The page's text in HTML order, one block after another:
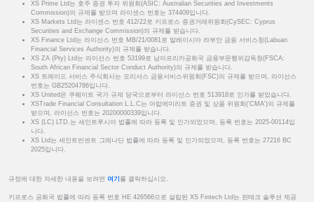
XS Prime Ltd는 호주 증권 투자 위원회(ASIC: Australian Securities and Investments
Commission)의 규제를 받으며 라이센스 번호는 374409입니다.
XS Markets Ltd는 라이센스 번호 412/22로 키프로스 증권거래위원회(CySEC: Cyprus
Securities and Exchange Commission)의 규제를 받습니다.
XS Finance Ltd는 라이선스 번호 MB/21/0081로 말레이시아 라부안 금융 서비스청(Labuan
Financial Services Authority)의 규제를 받습니다.
XS ZA (Pty) Ltd는 라이선스 번호 53199로 남아프리카공화국 금융부문행위감독청(FSCA:
South African Financial Sector Conduct Authority)의 규제를 받습니다.
XS 트레이드 서비스 주식회사는 모리셔스 금융서비스위원회(FSC)의 규제를 받으며, 라이선스
번호는 GB25204786입니다.
XS United은 쿠웨이트 국가 규제 당국으로부터 라이선스 번호 513918로 인가를 받았습니다.
XSTrade Financial Consultation L.L.C는 아랍에미리트 증권 및 상품 위원회('CMA')의 규제를
받으며, 라이선스 번호는 20200000339입니다.
XS (LC) LTD.는 세인트루시아 법률에 따라 등록 및 인가되었으며, 등록 번호는 2025-00114입
니다.
XS Ltd는 세인트빈센트 그레나딘 법률에 따라 등록 및 인가되었으며, 등록 번호는 27216 BC
2025입니다.
규정에 대한 자세한 내용을 보려면 여기 를 클릭하십시오.
키프로스 공화국 법률에 따라 등록 번호 HE 426566으로 설립된 XS Fintech Ltd는 핀테크 솔루션 제공